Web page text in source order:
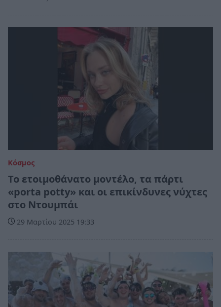
Κόσμος
Το ετοιμοθάνατο μοντέλο, τα πάρτι
«porta potty» και οι επικίνδυνες νύχτες
στο Ντουμπάι
29 Μαρτίου 2025 19:33